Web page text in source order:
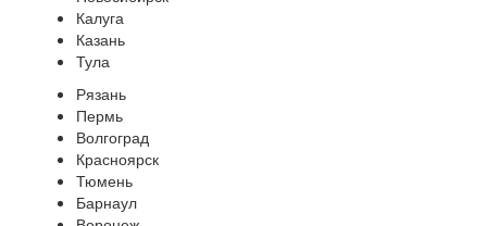
Калуга
Казань
Тула
Рязань
Пермь
Волгоград
Красноярск
Тюмень
Барнаул